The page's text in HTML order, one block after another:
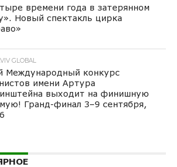
времени года в затерянном
Новый спектакль цирка
GLOBAL
Международный конкурс
имени Артура
выходит на финишную
Гранд-финал 3–9 сентября,